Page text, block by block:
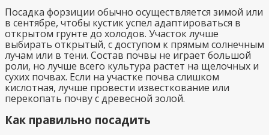
Посадка форзиции обычно осуществляется зимой или
в сентябре, чтобы кустик успел адаптироваться в
открытом грунте до холодов. Участок лучше
выбирать открытый, с доступом к прямым солнечным
лучам или в тени. Состав почвы не играет большой
роли, но лучше всего культура растет на щелочных и
сухих почвах. Если на участке почва слишком
кислотная, лучше провести известкование или
перекопать почву с древесной золой.
Как правильно посадить